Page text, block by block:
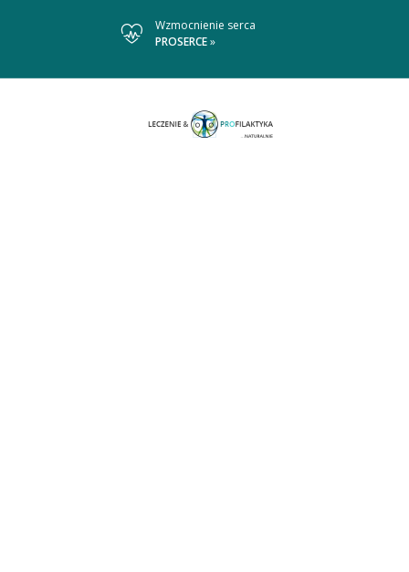
Facebooku
Wzmocnienie serca
PROSERCE»